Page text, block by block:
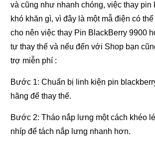
và cũng như nhanh chóng, việc thay pin
khó khăn gì, vì đây là một mẫ điện có
cho nên việc thay Pin BlackBerry 9900
tự thay thế và nếu đến với Shop bạn
trợ miễn phí :
Bước 1: Chuẩn bị linh kiện pin
hãng để thay thế.
Bước 2: Tháo nắp lưng một cách khéo
nhíp để tách nắp lưng nhanh hơn.